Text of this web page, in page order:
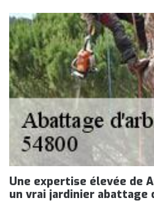
Une expertise élevée de
un vrai jardinier abattage